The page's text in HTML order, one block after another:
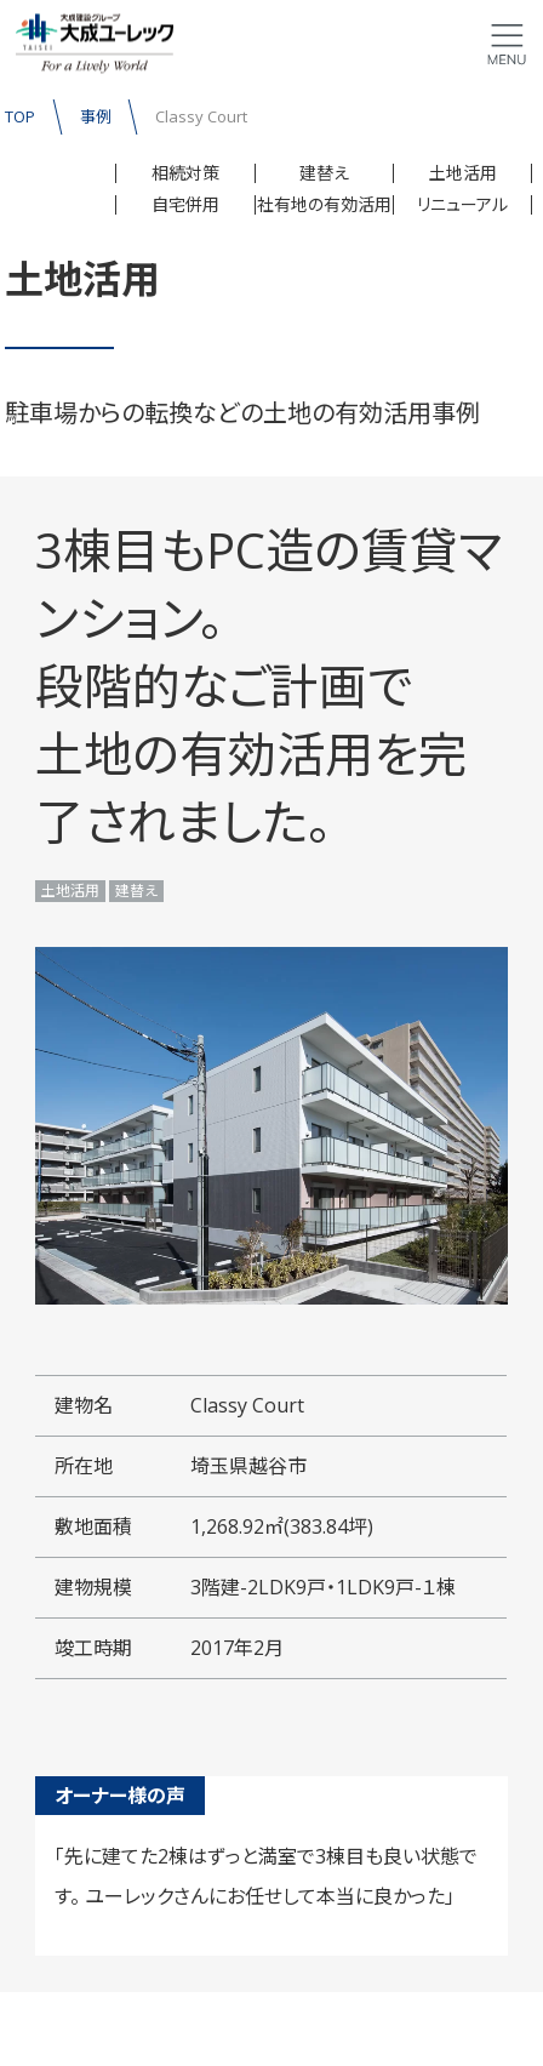
TOP 事例 Classy Court
相続対策 建替え
土地活用
自宅併用
社有地の有効活用 リニューアル
土地活用
駐車場からの転換などの土地の有効活用事例
3棟目もPC造の賃貸マ
ンション。
段階的なご計画で
土地の有効活用を完
了されました。
土地活用 建替え
建物名 Classy Court
所在地 埼玉県越谷市
敷地面積 1,268.92㎡(383.84坪)
建物規模 3階建-2LDK9戸・1LDK9戸-１棟
竣工時期 2017年2月
オーナー様の声
「先に建てた2棟はずっと満室で3棟目も良い状態で
す。 ユーレックさんにお任せして本当に良かった」